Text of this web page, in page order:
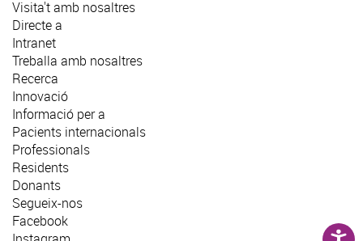
Visita't amb nosaltres
Directe a
Intranet
Treballa amb nosaltres
Recerca
Innovació
Informació per a
Pacients internacionals
Professionals
Residents
Donants
Segueix-nos
Facebook